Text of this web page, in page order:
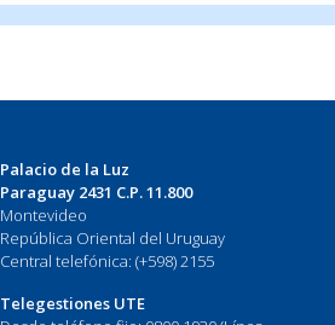
Palacio de la Luz
Paraguay 2431 C.P. 11.800
Montevideo
República Oriental del Uruguay
Central telefónica: (+598) 2155
Telegestiones UTE